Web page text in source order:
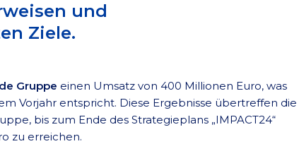
und
Ziele.
Gruppe einen Umsatz von 400 Millionen Euro, was
Vorjahr entspricht. Diese Ergebnisse übertreffen die
bis zum Ende des Strategieplans „IMPACT24“
zu erreichen.